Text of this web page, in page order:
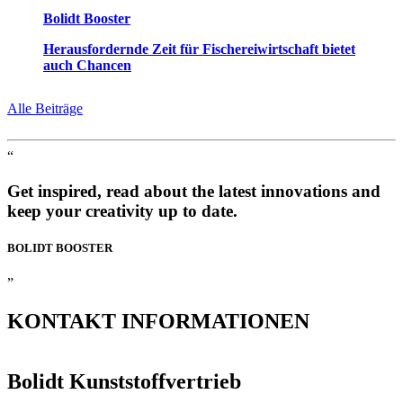
Bolidt Booster
Herausfordernde Zeit für Fischereiwirtschaft bietet
auch Chancen
Alle Beiträge
“
Get inspired, read about the latest innovations and
keep your creativity up to date.
BOLIDT BOOSTER
”
KONTAKT INFORMATIONEN
Bolidt Kunststoffvertrieb